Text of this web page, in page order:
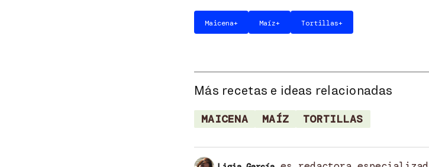
Maicena+ Maíz+ Tortillas+
Más recetas e ideas relacionadas
MAICENA MAÍZ TORTILLAS